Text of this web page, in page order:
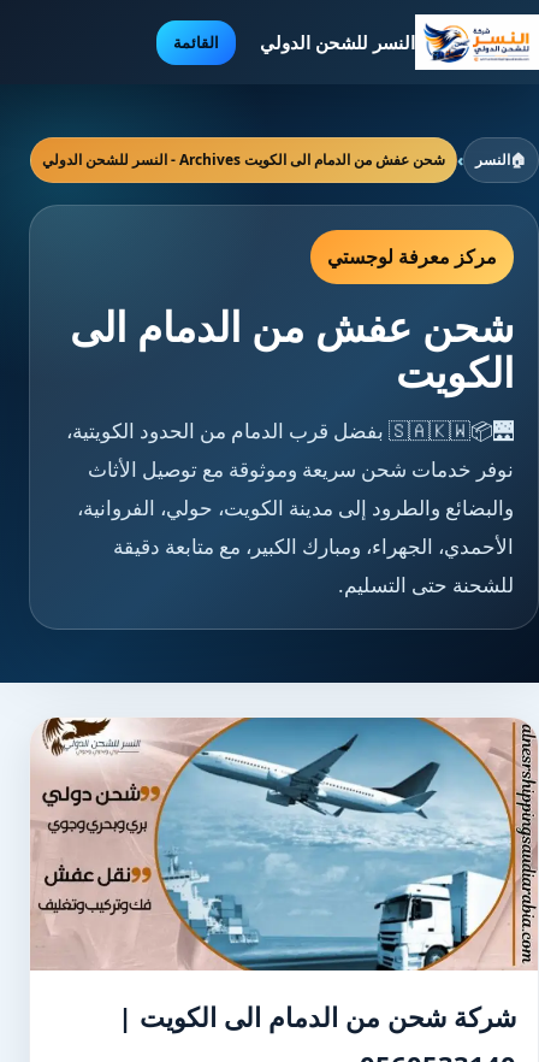
النسر للشحن الدولي القائمة
🏠النسر › شحن عفش من الدمام الى الكويت Archives - النسر للشحن الدولي
مركز معرفة لوجستي
شحن عفش من الدمام الى
الكويت
🌉📦🇸🇦🇰🇼 بفضل قرب الدمام من الحدود الكويتية،
نوفر خدمات شحن سريعة وموثوقة مع توصيل الأثاث
والبضائع والطرود إلى مدينة الكويت، حولي، الفروانية،
الأحمدي، الجهراء، ومبارك الكبير، مع متابعة دقيقة
للشحنة حتى التسليم.
شركة شحن من الدمام الى الكويت |